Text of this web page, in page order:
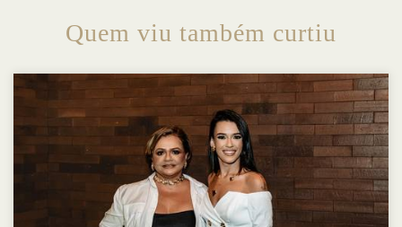
Quem viu também curtiu